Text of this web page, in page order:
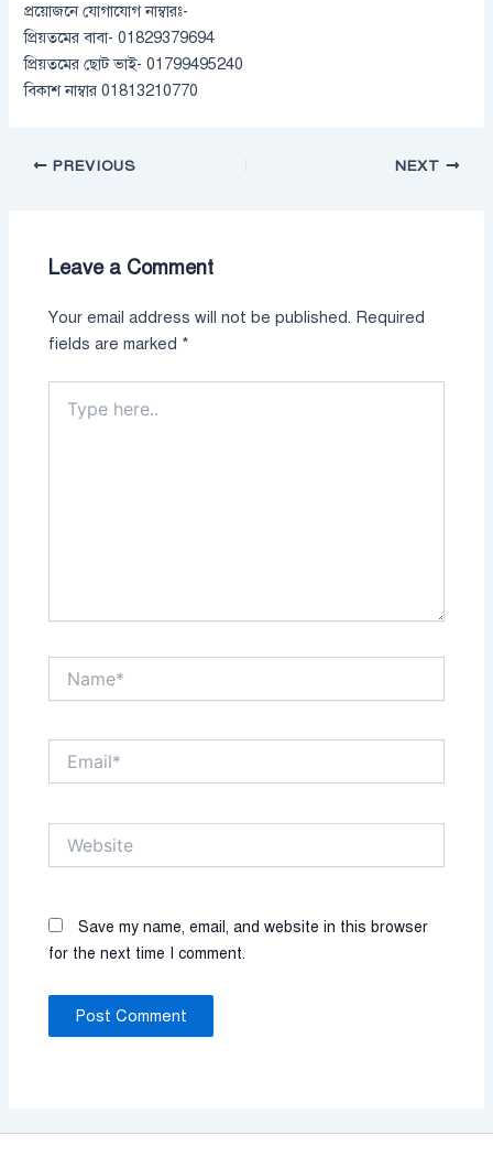
প্রয়োজনে যোগাযোগ নাম্বারঃ-
প্রিয়তমের বাবা- 01829379694
প্রিয়তমের ছোট ভাই- 01799495240
বিকাশ নাম্বার 01813210770
PREVIOUS NEXT
Leave a Comment
Your email address will not be published. Required
fields are marked *
here..
Save my name, email, and website in this browser
for the next time I comment.